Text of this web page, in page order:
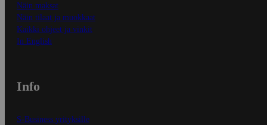
Näin maksat
Näin tilaat ja muokkaat
Kaikki ohjeet ja vinkit
In English
Info
S-Business yrityksille